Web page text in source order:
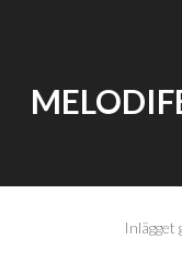
Inlägget